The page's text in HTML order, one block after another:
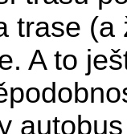
trase
A to